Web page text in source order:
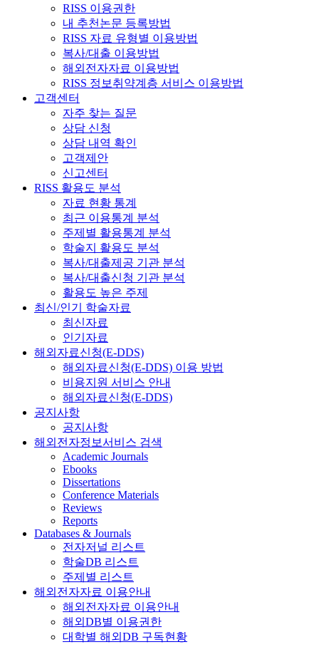
RISS 이용권한
내 추천논문 등록방법
RISS 자료 유형별 이용방법
복사/대출 이용방법
해외전자자료 이용방법
RISS 정보취약계층 서비스 이용방법
고객센터
자주 찾는 질문
상담 신청
상담 내역 확인
고객제안
신고센터
RISS 활용도 분석
자료 현황 통계
최근 이용통계 분석
주제별 활용통계 분석
학술지 활용도 분석
복사/대출제공 기관 분석
복사/대출신청 기관 분석
활용도 높은 주제
최신/인기 학술자료
최신자료
인기자료
해외자료신청(E-DDS)
해외자료신청(E-DDS) 이용 방법
비용지원 서비스 안내
해외자료신청(E-DDS)
공지사항
공지사항
해외전자정보서비스 검색
Academic Journals
Ebooks
Dissertations
Conference Materials
Reviews
Reports
Databases & Journals
전자저널 리스트
학술DB 리스트
주제별 리스트
해외전자자료 이용안내
해외전자자료 이용안내
해외DB별 이용권한
대학별 해외DB 구독현황